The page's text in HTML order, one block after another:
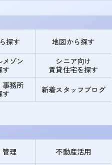
探す 地図から探す
メゾン
す
シニア向け
賃貸住宅を探す
事務所
す
新着スタッフブログ
管理 不動産活用